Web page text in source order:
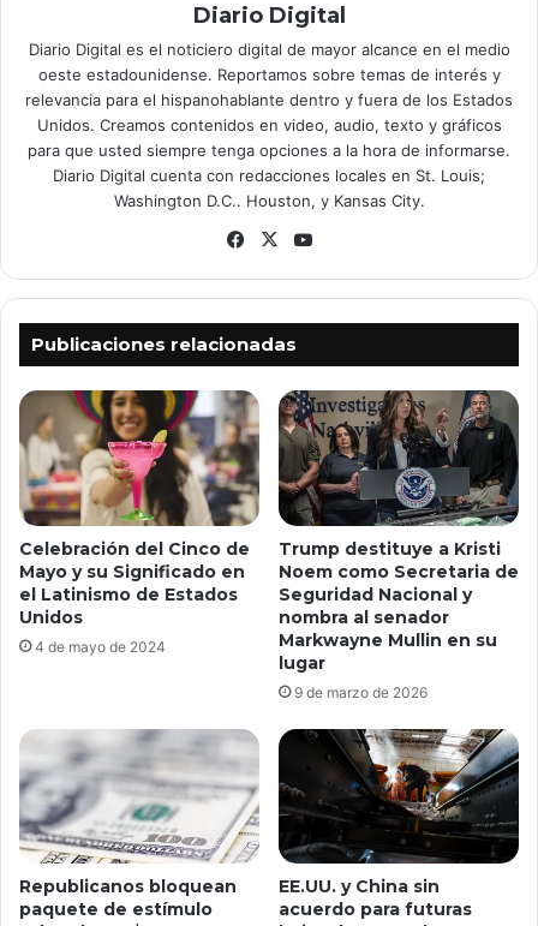
Diario Digital
Diario Digital es el noticiero digital de mayor alcance en el medio
oeste estadounidense. Reportamos sobre temas de interés y
relevancia para el hispanohablante dentro y fuera de los Estados
Unidos. Creamos contenidos en video, audio, texto y gráficos
para que usted siempre tenga opciones a la hora de informarse.
Diario Digital cuenta con redacciones locales en St. Louis;
Washington D.C.. Houston, y Kansas City.
Facebook
X
Publicaciones relacionadas
Celebración del Cinco de
Mayo y su Significado en
el Latinismo de Estados
Unidos
4 de mayo de 2024
Trump destituye a Kristi
Noem como Secretaria de
Seguridad Nacional y
nombra al senador
Markwayne Mullin en su
lugar
9 de marzo de 2026
Republicanos bloquean
paquete de estímulo
EE.UU. y China sin
acuerdo para futuras